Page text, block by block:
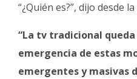
“¿Quién es?”, dijo desde
“La tv tradicional
emergencia de estas
emergentes y masivas